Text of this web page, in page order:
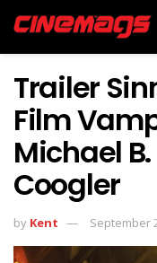
Trailer
Film
Michael
Coogler
by Kent September